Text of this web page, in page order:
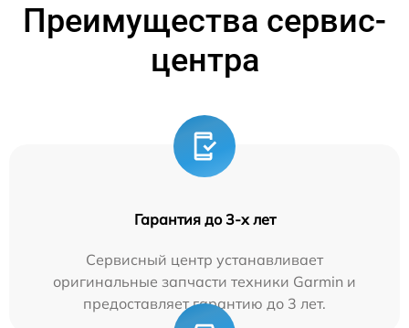
Преимущества сервис-
центра
Гарантия до 3-х лет
Сервисный центр устанавливает
оригинальные запчасти техники Garmin и
предоставляет гарантию до 3 лет.